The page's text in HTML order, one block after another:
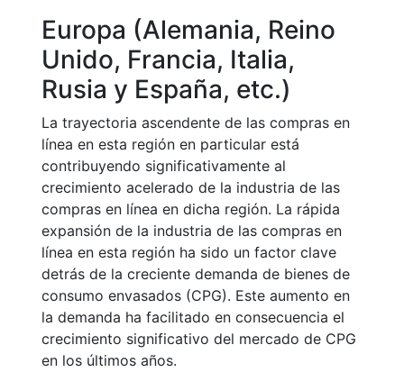
Europa (Alemania, Reino
Unido, Francia, Italia,
Rusia y España, etc.)
La trayectoria ascendente de las compras en
línea en esta región en particular está
contribuyendo significativamente al
crecimiento acelerado de la industria de las
compras en línea en dicha región. La rápida
expansión de la industria de las compras en
línea en esta región ha sido un factor clave
detrás de la creciente demanda de bienes de
consumo envasados (CPG). Este aumento en
la demanda ha facilitado en consecuencia el
crecimiento significativo del mercado de CPG
en los últimos años.